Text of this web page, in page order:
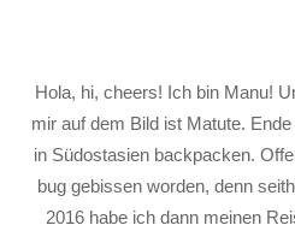
Hola, hi, cheers! Ich bin Manu!
mir auf dem Bild ist Matute.
in Südostasien backpacken.
bug gebissen worden, denn
2016 habe ich dann meinen